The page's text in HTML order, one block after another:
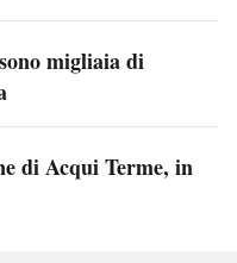
migliaia di
di Acqui Terme, in